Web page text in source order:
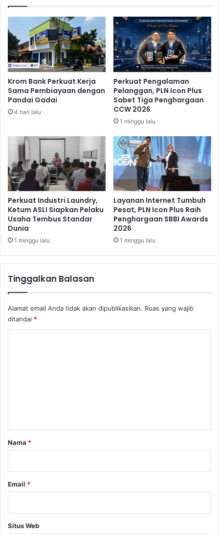
P
e
r
k
e
r
e
t
a
p
n
d
i
K
a
m
b
o
r
a
k
K
n
j
n
a
i
s
m
a
n
k
e
B
b
u
u
r
Krom Bank Perkuat Kerja
Sama Pembiayaan dengan
Pandai Gadai
4 hari lalu
Perkuat Pengalaman
Pelanggan, PLN Icon Plus
Sabet Tiga Penghargaan
CCW 2026
1 minggu lalu
Perkuat Industri Laundry,
Ketum ASLI Siapkan Pelaku
Usaha Tembus Standar
Dunia
1 minggu lalu
Layanan Internet Tumbuh
Pesat, PLN Icon Plus Raih
Penghargaan SBBI Awards
2026
1 minggu lalu
Tinggalkan Balasan
Alamat email Anda tidak akan dipublikasikan. Ruas yang wajib
ditandai *
r
Nama *
Email *
Situs Web